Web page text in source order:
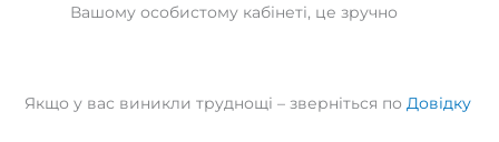
Вашому особистому кабінеті, це зручно
Якщо у вас виникли труднощі – зверніться поДовідку